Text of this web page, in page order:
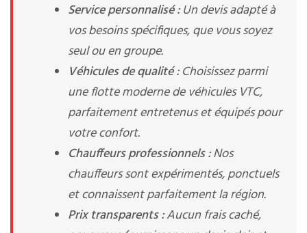
Service personnalisé :Un devis adapté à
vos besoins spécifiques, que vous soyez
seul ou en groupe.
Véhicules de qualité :Choisissez parmi
une flotte moderne de véhicules VTC,
parfaitement entretenus et équipés pour
votre confort.
Chauffeurs professionnels :Nos
chauffeurs sont expérimentés, ponctuels
et connaissent parfaitement la région.
Prix transparents :Aucun frais caché,